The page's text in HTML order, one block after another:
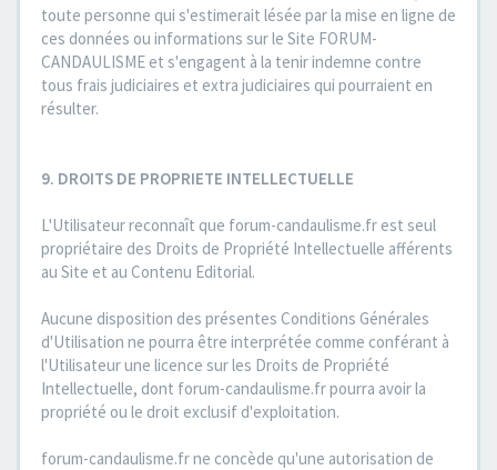
toute personne qui s'estimerait lésée par la mise en ligne de
ces données ou informations sur le Site FORUM-
CANDAULISME et s'engagent à la tenir indemne contre
tous frais judiciaires et extra judiciaires qui pourraient en
résulter.
9. DROITS DE PROPRIETE INTELLECTUELLE
L'Utilisateur reconnaît que forum-candaulisme.fr est seul
propriétaire des Droits de Propriété Intellectuelle afférents
au Site et au Contenu Editorial.
Aucune disposition des présentes Conditions Générales
d'Utilisation ne pourra être interprétée comme conférant à
l'Utilisateur une licence sur les Droits de Propriété
Intellectuelle, dont forum-candaulisme.fr pourra avoir la
propriété ou le droit exclusif d'exploitation.
forum-candaulisme.fr ne concède qu'une autorisation de